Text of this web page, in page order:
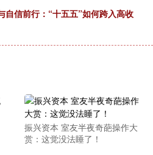
自信前行：“十五五”如何跨入高收
振兴资本 室友半夜奇葩操作大
赏：这觉没法睡了！